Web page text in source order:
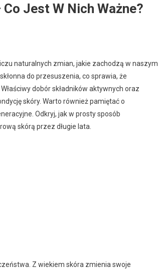
Co Jest W Nich Ważne?
naturalnych zmian, jakie zachodzą w naszym
do przesuszenia, co sprawia, że
dobór składników aktywnych oraz
skóry. Warto również pamiętać o
Odkryj, jak w prosty sposób
skórą przez długie lata.
Z wiekiem skóra zmienia swoje